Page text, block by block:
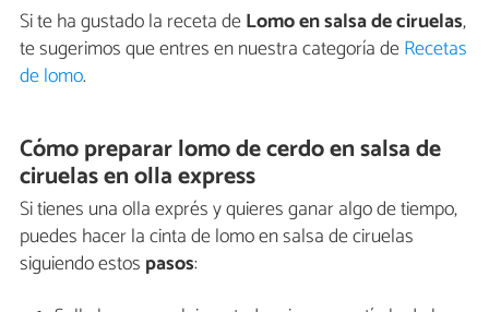
Si te ha gustado la receta deLomo en salsa de ciruelas,
te sugerimos que entres en nuestra categoría deRecetas
de lomo.
Cómo preparar lomo de cerdo en salsa de
ciruelas en olla express
Si tienes una olla exprés y quieres ganar algo de tiempo,
puedes hacer la cinta de lomo en salsa de ciruelas
siguiendo estos pasos: